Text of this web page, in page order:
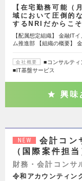
【在宅勤務可能（
域において圧倒的
するNRIだからこ
【配属想定組織】 金融IT
ム推進部 【組織の概要】
会社概要
■コンサルティ
■IT基盤サービス
興味
NEW
会計コ
（国際案件担当
財務・会計コンサ
令和アカウンティン